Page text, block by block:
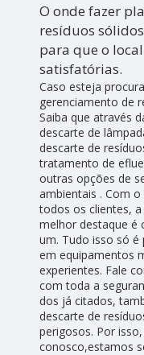
O onde fazer
resíduos
para que o
satisfatórias.
Caso esteja
gerenciamento de
Saiba que através
descarte de
descarte de
tratamento de
outras opções de
ambientais . Com
todos os clientes,
melhor destaque é
um. Tudo isso só é
em equipamentos
experientes. Fale
com toda a
dos já citados,
descarte de
perigosos. Por
conosco,estamos